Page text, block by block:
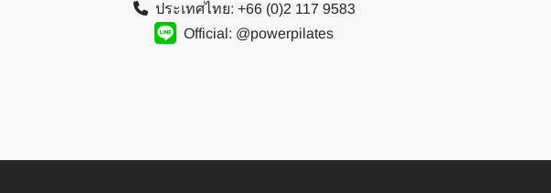
ประเทศไทย: +66 (0)2 117 9583
Official: @powerpilates